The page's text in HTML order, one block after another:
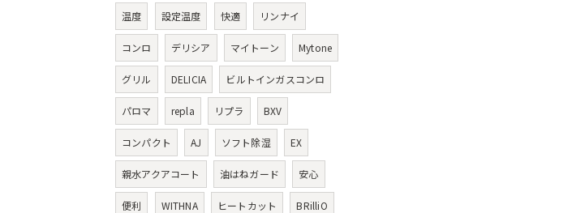
温度 設定温度 快適 リンナイ
コンロ デリシア マイトーン Mytone
グリル DELICIA ビルトインガスコンロ
パロマ repla リプラ BXV
コンパクト AJ ソフト除湿 EX
親水アクアコート 油はねガード 安心
便利 WITHNA ヒートカット BRilliO